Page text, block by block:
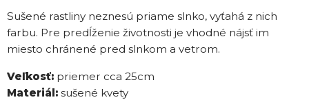
Sušené rastliny neznesú priame slnko, vyťahá z nich
farbu. Pre predĺženie životnosti je vhodné nájsť im
miesto chránené pred slnkom a vetrom.
Veľkosť: priemer cca 25cm
Materiál: sušené kvety